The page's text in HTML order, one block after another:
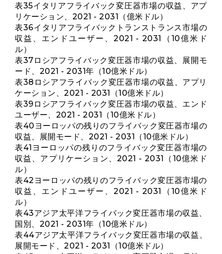
表35イタリアフライバック変圧器市場の収益、アプ
リケーション、2021 - 2031（億米ドル）
表36イタリアフライバックトランストランス市場の
収益、エンドユーザー、2021 - 2031（10億米ド
ル）
表37ロシアフライバック変圧器市場の収益、展開モ
ード、2021 - 2031年（10億米ドル）
表38ロシアフライバック変圧器市場の収益、アプリ
ケーション、2021 - 2031（10億米ドル）
表39ロシアフライバック変圧器市場の収益、エンド
ユーザー、2021 - 2031（10億米ドル）
表40ヨーロッパの残りのフライバック変圧器市場の
収益、展開モード、2021 - 2031（10億米ドル）
表41ヨーロッパの残りのフライバック変圧器市場の
収益、アプリケーション、2021 - 2031（10億米ド
ル）
表42ヨーロッパの残りのフライバック変圧器市場の
収益、エンドユーザー、2021 - 2031（10億米ド
ル）
表43アジア太平洋フライバック変圧器市場の収益、
国別、2021 - 2031年（10億米ドル）
表44アジア太平洋フライバック変圧器市場の収益、
展開モード、2021 - 2031（10億米ドル）